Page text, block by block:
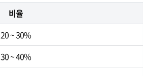
비율
20 ~ 30%
30 ~ 40%